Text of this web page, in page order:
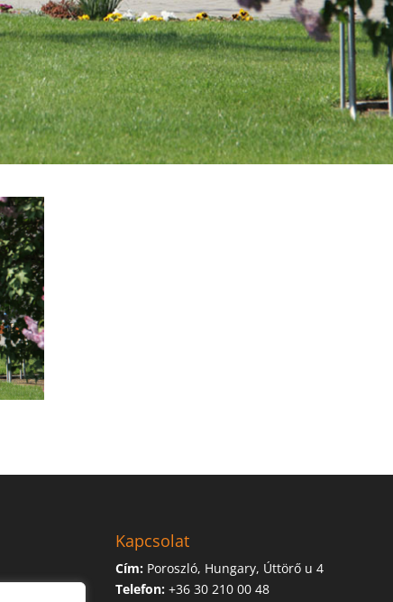
Kapcsolat
Cím: Poroszló, Hungary, Úttörő u 4
Telefon: +36 30 210 00 48